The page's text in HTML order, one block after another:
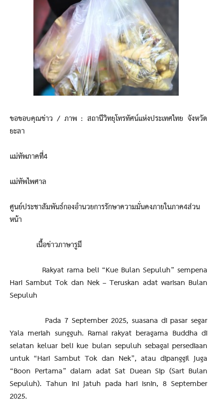
ขอขอบคุณข่าว / ภาพ : สถานีวิทยุโทรทัศน์แห่งประเทศไทย จังหวัด
ยะลา
แม่ทัพภาคที่4
แม่ทัพไพศาล
ศูนย์ประชาสัมพันธ์กองอำนวยการรักษาความมั่นคงภายในภาค4ส่วน
หน้า
เนื้อข่าวภาษารูมี
Rakyat rama beli “Kue Bulan Sepuluh” sempena
Hari Sambut Tok dan Nek – Teruskan adat warisan Bulan
Sepuluh
Pada 7 September 2025, suasana di pasar segar
Yala meriah sungguh. Ramai rakyat beragama Buddha di
selatan keluar beli kue bulan sepuluh sebagai persediaan
untuk “Hari Sambut Tok dan Nek”, atau dipanggil juga
“Boon Pertama” dalam adat Sat Duean Sip (Sart Bulan
Sepuluh). Tahun ini jatuh pada hari Isnin, 8 September
2025.